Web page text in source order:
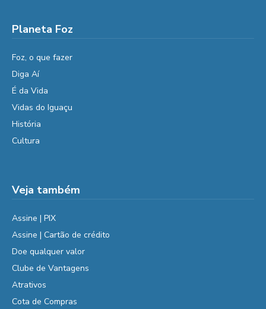
Planeta Foz
Foz, o que fazer
Diga Aí
É da Vida
Vidas do Iguaçu
História
Cultura
Veja também
Assine | PIX
Assine | Cartão de crédito
Doe qualquer valor
Clube de Vantagens
Atrativos
Cota de Compras